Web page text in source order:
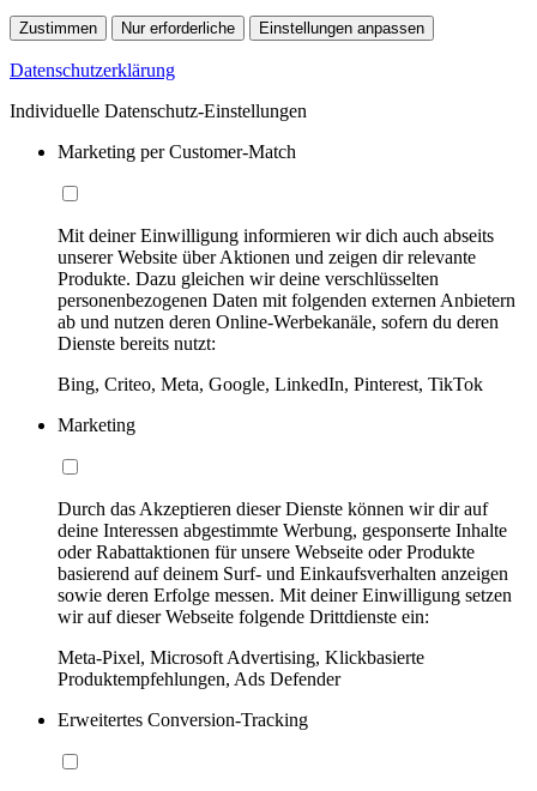
Zustimmen Nur erforderliche Einstellungen anpassen
Datenschutzerklärung
Individuelle Datenschutz-Einstellungen
Marketing per Customer-Match
Mit deiner Einwilligung informieren wir dich auch abseits
unserer Website über Aktionen und zeigen dir relevante
Produkte. Dazu gleichen wir deine verschlüsselten
personenbezogenen Daten mit folgenden externen Anbietern
ab und nutzen deren Online-Werbekanäle, sofern du deren
Dienste bereits nutzt:
Bing, Criteo, Meta, Google, LinkedIn, Pinterest, TikTok
Marketing
Durch das Akzeptieren dieser Dienste können wir dir auf
deine Interessen abgestimmte Werbung, gesponserte Inhalte
oder Rabattaktionen für unsere Webseite oder Produkte
basierend auf deinem Surf- und Einkaufsverhalten anzeigen
sowie deren Erfolge messen. Mit deiner Einwilligung setzen
wir auf dieser Webseite folgende Drittdienste ein:
Meta-Pixel, Microsoft Advertising, Klickbasierte
Produktempfehlungen, Ads Defender
Erweitertes Conversion-Tracking